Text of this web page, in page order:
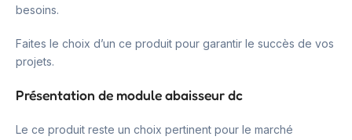
besoins.
Faites le choix d’un ce produit pour garantir le succès de vos
projets.
Présentation de module abaisseur dc
Le ce produit reste un choix pertinent pour le marché